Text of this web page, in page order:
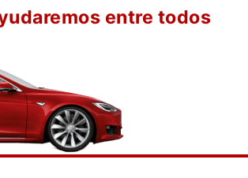
entre todos